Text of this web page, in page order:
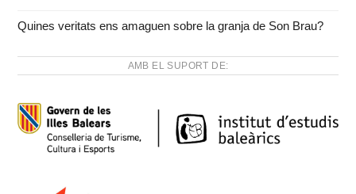
Quines veritats ens amaguen sobre la granja de Son Brau?
AMB EL SUPORT DE: